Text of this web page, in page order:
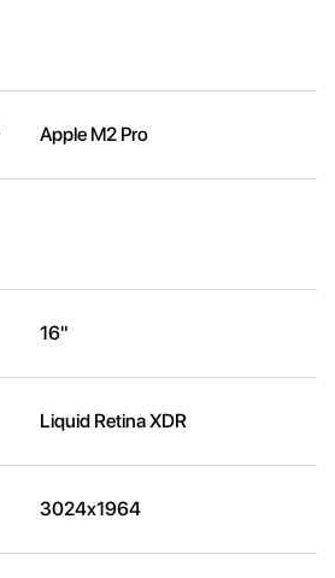
Apple M2 Pro
16"
Liquid Retina XDR
3024x1964